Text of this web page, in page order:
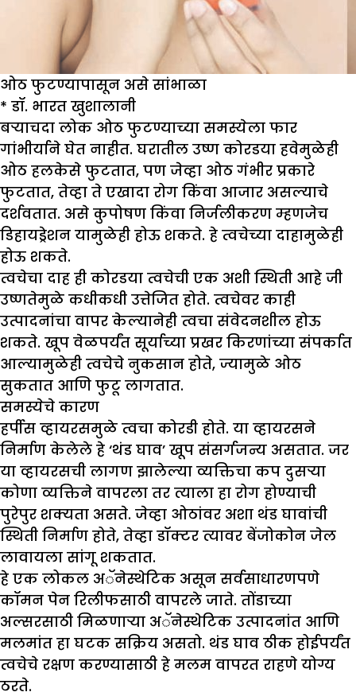
ओठ फुटण्यापासून असे सांभाळा
* डॉ. भारत खुशालानी
बऱ्याचदा लोक ओठ फुटण्याच्या समस्येला फार
गांभीर्याने घेत नाहीत. घरातील उष्ण कोरडया हवेमुळेही
ओठ हलकेसे फुटतात, पण जेव्हा ओठ गंभीर प्रकारे
फुटतात, तेव्हा ते एखादा रोग किंवा आजार असल्याचे
दर्शवतात. असे कुपोषण किंवा निर्जलीकरण म्हणजेच
डिहायड्रेशन यामुळेही होऊ शकते. हे त्वचेच्या दाहामुळेही
होऊ शकते.
त्वचेचा दाह ही कोरडया त्वचेची एक अशी स्थिती आहे जी
उष्णतेमुळे कधीकधी उत्तेजित होते. त्वचेवर काही
उत्पादनांचा वापर केल्यानेही त्वचा संवेदनशील होऊ
शकते. खूप वेळपर्यंत सूर्याच्या प्रखर किरणांच्या संपर्कात
आल्यामुळेही त्वचेचे नुकसान होते, ज्यामुळे ओठ
सुकतात आणि फुटू लागतात.
समस्येचे कारण
हर्पीस व्हायरसमुळे त्वचा कोरडी होते. या व्हायरसने
निर्माण केलेले हे ‘थंड घाव’ खूप संसर्गजन्य असतात. जर
या व्हायरसची लागण झालेल्या व्यक्तिचा कप दुसऱ्या
कोणा व्यक्तिने वापरला तर त्याला हा रोग होण्याची
पुरेपुर शक्यता असते. जेव्हा ओठांवर अशा थंड घावांची
स्थिती निर्माण होते, तेव्हा डॉक्टर त्यावर बेंजोकोन जेल
लावायला सांगू शकतात.
हे एक लोकल अॅनेस्थेटिक असून सर्वसाधारणपणे
कॉमन पेन रिलीफसाठी वापरले जाते. तोंडाच्या
अल्सरसाठी मिळणाऱ्या अॅनेस्थेटिक उत्पादनांत आणि
मलमांत हा घटक सक्रिय असतो. थंड घाव ठीक होईपर्यंत
त्वचेचे रक्षण करण्यासाठी हे मलम वापरत राहणे योग्य
ठरते.